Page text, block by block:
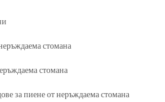
стомана
стомана
за пиене от неръждаема стомана